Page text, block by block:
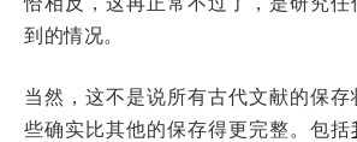
到的情况。
当然，这不是说所有古代文献的保
些确实比其他的保存得更完整。包括